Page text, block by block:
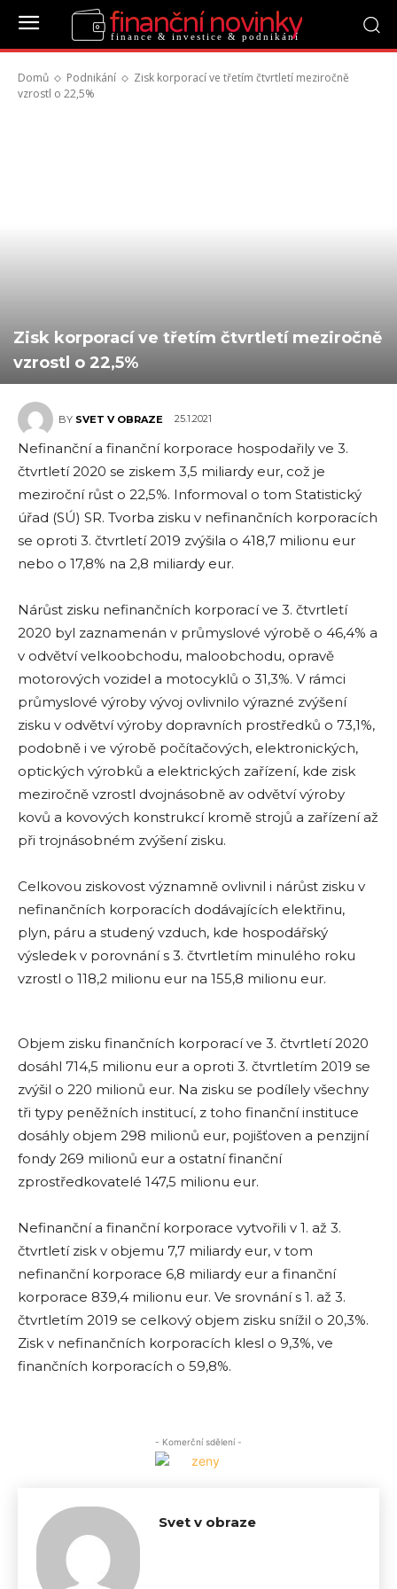
finanční novinky
finance & investice & podnikání
Domů Podnikání
Zisk korporací ve třetím čtvrtletí meziročně
vzrostl o 22,5%
Zisk korporací ve třetím čtvrtletí meziročně
vzrostl o 22,5%
BY SVET V OBRAZE 25.1.2021
Nefinanční a finanční korporace hospodařily ve 3.
čtvrtletí 2020 se ziskem 3,5 miliardy eur, což je
meziroční růst o 22,5%. Informoval o tom Statistický
úřad (SÚ) SR. Tvorba zisku v nefinančních korporacích
se oproti 3. čtvrtletí 2019 zvýšila o 418,7 milionu eur
nebo o 17,8% na 2,8 miliardy eur.
Nárůst zisku nefinančních korporací ve 3. čtvrtletí
2020 byl zaznamenán v průmyslové výrobě o 46,4% a
v odvětví velkoobchodu, maloobchodu, opravě
motorových vozidel a motocyklů o 31,3%. V rámci
průmyslové výroby vývoj ovlivnilo výrazné zvýšení
zisku v odvětví výroby dopravních prostředků o 73,1%,
podobně i ve výrobě počítačových, elektronických,
optických výrobků a elektrických zařízení, kde zisk
meziročně vzrostl dvojnásobně av odvětví výroby
kovů a kovových konstrukcí kromě strojů a zařízení až
při trojnásobném zvýšení zisku.
Celkovou ziskovost významně ovlivnil i nárůst zisku v
nefinančních korporacích dodávajících elektřinu,
plyn, páru a studený vzduch, kde hospodářský
výsledek v porovnání s 3. čtvrtletím minulého roku
vzrostl o 118,2 milionu eur na 155,8 milionu eur.
Objem zisku finančních korporací ve 3. čtvrtletí 2020
dosáhl 714,5 milionu eur a oproti 3. čtvrtletím 2019 se
zvýšil o 220 milionů eur. Na zisku se podílely všechny
tři typy peněžních institucí, z toho finanční instituce
dosáhly objem 298 milionů eur, pojišťoven a penzijní
fondy 269 milionů eur a ostatní finanční
zprostředkovatelé 147,5 milionu eur.
Nefinanční a finanční korporace vytvořili v 1. až 3.
čtvrtletí zisk v objemu 7,7 miliardy eur, v tom
nefinanční korporace 6,8 miliardy eur a finanční
korporace 839,4 milionu eur. Ve srovnání s 1. až 3.
čtvrtletím 2019 se celkový objem zisku snížil o 20,3%.
Zisk v nefinančních korporacích klesl o 9,3%, ve
finančních korporacích o 59,8%.
- Komerční sdělení -
Svet v obraze